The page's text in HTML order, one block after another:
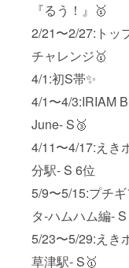
『るう！』🥇
2/21〜2/27:トッ
チャレンジ🥇
4/1:初S帯✨
4/1〜4/3:IRIAM
June- S🥉
4/11〜4/17:えき
分駅- S 6位
5/9〜5/15:プチ
タ-ハムハム編-
5/23〜5/29:えき
草津駅- S🥇